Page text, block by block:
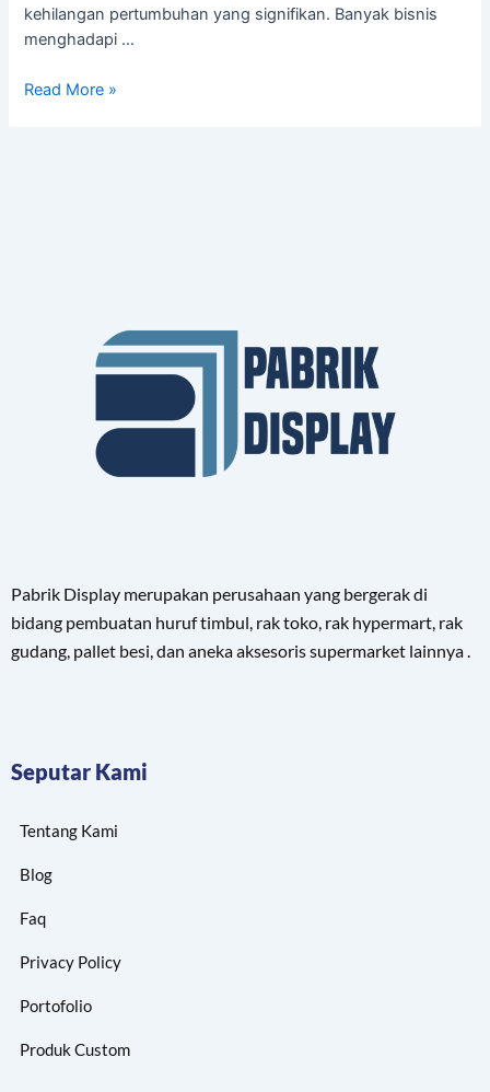
kehilangan pertumbuhan yang signifikan. Banyak bisnis
menghadapi …
Read More »
Pabrik Display merupakan perusahaan yang bergerak di
bidang pembuatan huruf timbul, rak toko, rak hypermart, rak
gudang, pallet besi, dan aneka aksesoris supermarket lainnya .
Seputar Kami
Tentang Kami
Blog
Faq
Privacy Policy
Portofolio
Produk Custom